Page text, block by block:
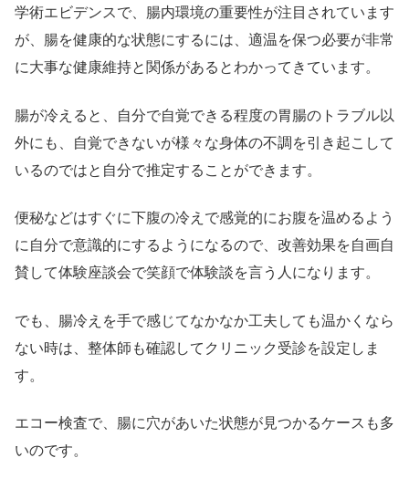
学術エビデンスで、腸内環境の重要性が注目されています
が、腸を健康的な状態にするには、適温を保つ必要が非常
に大事な健康維持と関係があるとわかってきています。
腸が冷えると、自分で自覚できる程度の胃腸のトラブル以
外にも、自覚できないが様々な身体の不調を引き起こして
いるのではと自分で推定することができます。
便秘などはすぐに下腹の冷えで感覚的にお腹を温めるよう
に自分で意識的にするようになるので、改善効果を自画自
賛して体験座談会で笑顔で体験談を言う人になります。
でも、腸冷えを手で感じてなかなか工夫しても温かくなら
ない時は、整体師も確認してクリニック受診を設定しま
す。
エコー検査で、腸に穴があいた状態が見つかるケースも多
いのです。